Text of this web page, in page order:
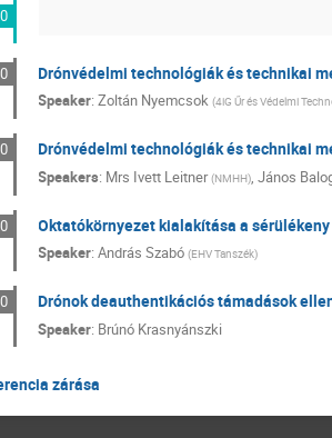
Drónvédelmi technológiák és technikai
Speaker:Zoltán Nyemcsok (4iG Űr és Védelmi
Drónvédelmi technológiák és technikai
Speakers: Mrs Ivett Leitner (NMHH),János
Oktatókörnyezet kialakítása a
Speaker:András Szabó (EHV Tanszék)
Drónok deauthentikációs támadások
Speaker: Brúnó Krasnyánszki
zárása